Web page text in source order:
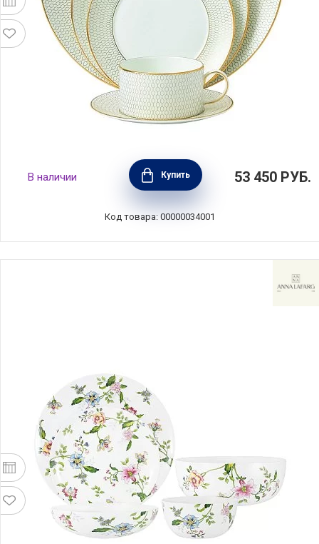
Набор на 1 персону Arris, 5 предметов,
фарфор, Wedgwood, 40007538
В наличии Купить 53 450 РУБ.
Код товара: 00000034001